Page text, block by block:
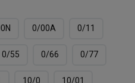
0/00А 0/11
0/55 0/66 0/77
10/0 10/01